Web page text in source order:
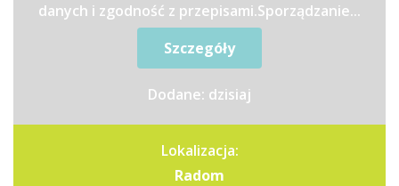
danych i zgodność z przepisami.Sporządzanie...
Szczegóły
Dodane: dzisiaj
Lokalizacja:
Radom